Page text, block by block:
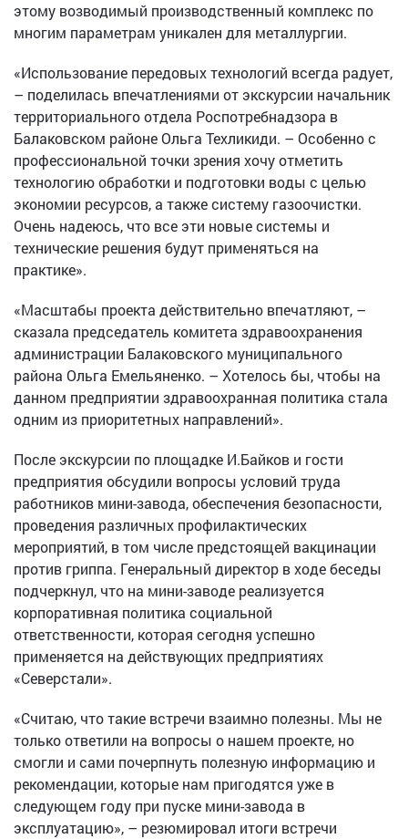
этому возводимый производственный комплекс по
многим параметрам уникален для металлургии.
«Использование передовых технологий всегда радует,
– поделилась впечатлениями от экскурсии начальник
территориального отдела Роспотребнадзора в
Балаковском районе Ольга Техликиди. – Особенно с
профессиональной точки зрения хочу отметить
технологию обработки и подготовки воды с целью
экономии ресурсов, а также систему газоочистки.
Очень надеюсь, что все эти новые системы и
технические решения будут применяться на
практике».
«Масштабы проекта действительно впечатляют, –
сказала председатель комитета здравоохранения
администрации Балаковского муниципального
района Ольга Емельяненко. – Хотелось бы, чтобы на
данном предприятии здравоохранная политика стала
одним из приоритетных направлений».
После экскурсии по площадке И.Байков и гости
предприятия обсудили вопросы условий труда
работников мини-завода, обеспечения безопасности,
проведения различных профилактических
мероприятий, в том числе предстоящей вакцинации
против гриппа. Генеральный директор в ходе беседы
подчеркнул, что на мини-заводе реализуется
корпоративная политика социальной
ответственности, которая сегодня успешно
применяется на действующих предприятиях
«Северстали».
«Считаю, что такие встречи взаимно полезны. Мы не
только ответили на вопросы о нашем проекте, но
смогли и сами почерпнуть полезную информацию и
рекомендации, которые нам пригодятся уже в
следующем году при пуске мини-завода в
эксплуатацию», – резюмировал итоги встречи